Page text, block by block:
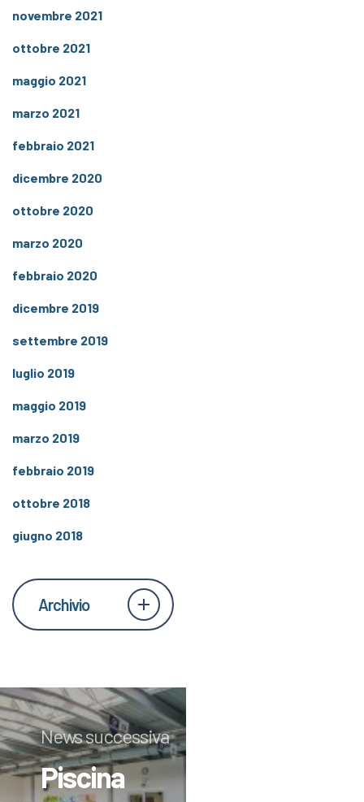
novembre 2021
ottobre 2021
maggio 2021
marzo 2021
febbraio 2021
dicembre 2020
ottobre 2020
marzo 2020
febbraio 2020
dicembre 2019
settembre 2019
luglio 2019
maggio 2019
marzo 2019
febbraio 2019
ottobre 2018
giugno 2018
Archivio
News successiva
Piscina